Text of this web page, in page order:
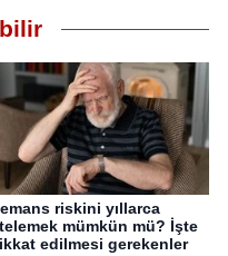
riskini yıllarca
mümkün mü? İşte
edilmesi gerekenler